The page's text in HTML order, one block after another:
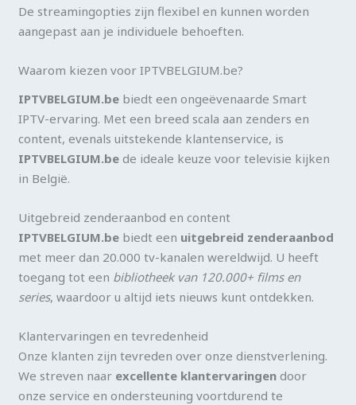
De streamingopties zijn flexibel en kunnen worden
aangepast aan je individuele behoeften.
Waarom kiezen voor IPTVBELGIUM.be?
IPTVBELGIUM.be biedt een ongeëvenaarde Smart
IPTV-ervaring. Met een breed scala aan zenders en
content, evenals uitstekende klantenservice, is
IPTVBELGIUM.be de ideale keuze voor televisie kijken
in België.
Uitgebreid zenderaanbod en content
IPTVBELGIUM.be biedt een uitgebreid zenderaanbod
met meer dan 20.000 tv-kanalen wereldwijd. U heeft
toegang tot een bibliotheek van 120.000+ films en
series, waardoor u altijd iets nieuws kunt ontdekken.
Klantervaringen en tevredenheid
Onze klanten zijn tevreden over onze dienstverlening.
We streven naar excellente klantervaringen door
onze service en ondersteuning voortdurend te